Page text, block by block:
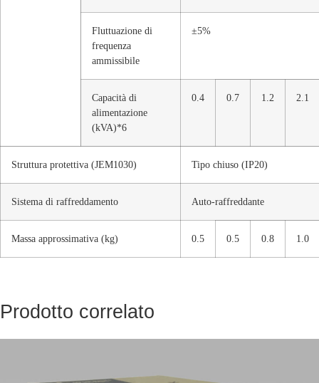
Fluttuazione di
frequenza
ammissibile
±5%
Capacità di
alimentazione
(kVA)*6
0.4 0.7 1.2 2.1
Struttura protettiva (JEM1030) Tipo chiuso (IP20)
Sistema di raffreddamento Auto-raffreddante
Massa approssimativa (kg) 0.5 0.5 0.8 1.0
Prodotto correlato